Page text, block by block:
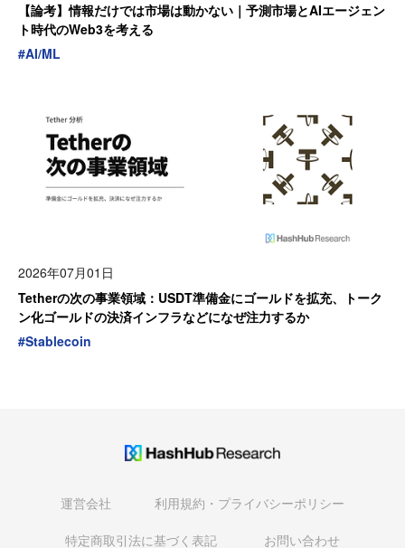
【論考】情報だけでは市場は動かない｜予測市場とAIエージェン
ト時代のWeb3を考える
#AI/ML
2026年07月01日
Tetherの次の事業領域：USDT準備金にゴールドを拡充、トーク
ン化ゴールドの決済インフラなどになぜ注力するか
#Stablecoin
運営会社 利用規約・プライバシーポリシー
特定商取引法に基づく表記 お問い合わせ